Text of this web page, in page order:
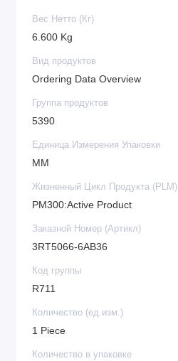
Вес Нетто (Кг)
6.600 Kg
Вид продуктов
Ordering Data Overview
Группа продуктов
5390
Единица Измерения Упаковки
MM
Жизненный Цикл Продукта (PLM)
PM300:Active Product
Заказной Номер (Артикл)
3RT5066-6AB36
Код группы
R711
Количество (ед.изм.)
1 Piece
Количество в упаковке